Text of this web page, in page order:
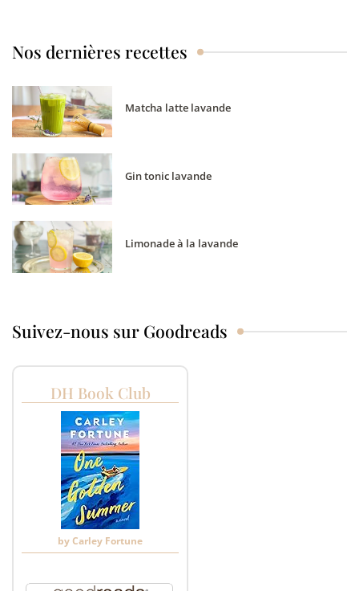
Nos dernières recettes
Matcha latte lavande
Gin tonic lavande
Limonade à la lavande
Suivez-nous sur Goodreads
DH Book Club
byCarley Fortune